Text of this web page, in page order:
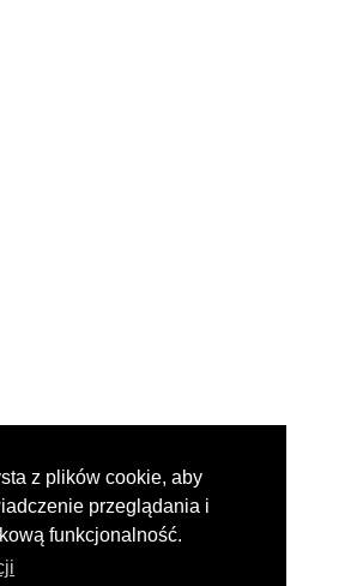
z plików cookie, aby
przeglądania i
funkcjonalność.